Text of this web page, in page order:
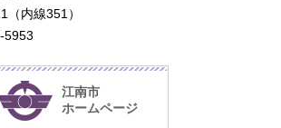
（内線351）
5953
江南市
ホームページ